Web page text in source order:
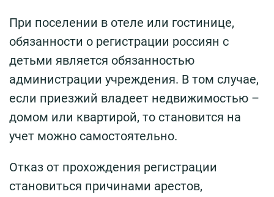
При поселении в отеле или гостинице,
обязанности о регистрации россиян с
детьми является обязанностью
администрации учреждения. В том случае,
если приезжий владеет недвижимостью –
домом или квартирой, то становится на
учет можно самостоятельно.
Отказ от прохождения регистрации
становиться причинами арестов,